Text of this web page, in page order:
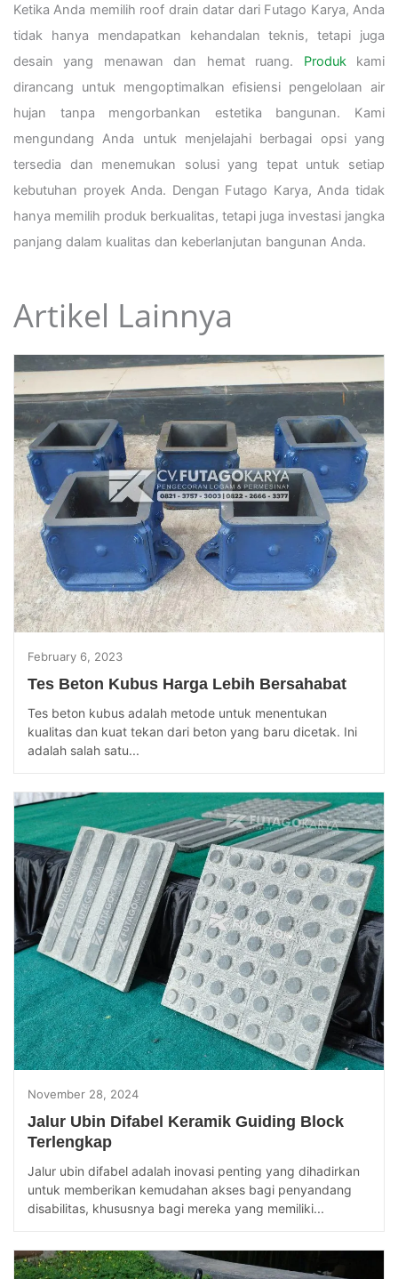
Ketika Anda memilih roof drain datar dari Futago Karya, Anda
tidak hanya mendapatkan kehandalan teknis, tetapi juga
desain yang menawan dan hemat ruang. Produkkami
dirancang untuk mengoptimalkan efisiensi pengelolaan air
hujan tanpa mengorbankan estetika bangunan. Kami
mengundang Anda untuk menjelajahi berbagai opsi yang
tersedia dan menemukan solusi yang tepat untuk setiap
kebutuhan proyek Anda. Dengan Futago Karya, Anda tidak
hanya memilih produk berkualitas, tetapi juga investasi jangka
panjang dalam kualitas dan keberlanjutan bangunan Anda.
Artikel Lainnya
February 6, 2023
Tes Beton Kubus Harga Lebih Bersahabat
Tes beton kubus adalah metode untuk menentukan
kualitas dan kuat tekan dari beton yang baru dicetak. Ini
adalah salah satu...
November 28, 2024
Jalur Ubin Difabel Keramik Guiding Block
Terlengkap
Jalur ubin difabel adalah inovasi penting yang dihadirkan
untuk memberikan kemudahan akses bagi penyandang
disabilitas, khususnya bagi mereka yang memiliki...